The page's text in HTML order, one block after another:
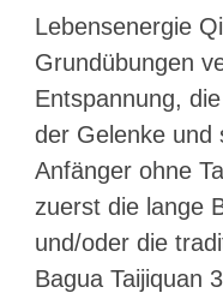
Lebensenergie
Grundübungen
Entspannung,
der Gelenke und
Anfänger ohne
zuerst die lange
und/oder die
Bagua Taijiquan